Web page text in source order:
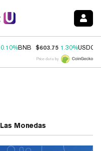
0.10%BNB $603.75 1.30%USDC
Price data by
Las Monedas